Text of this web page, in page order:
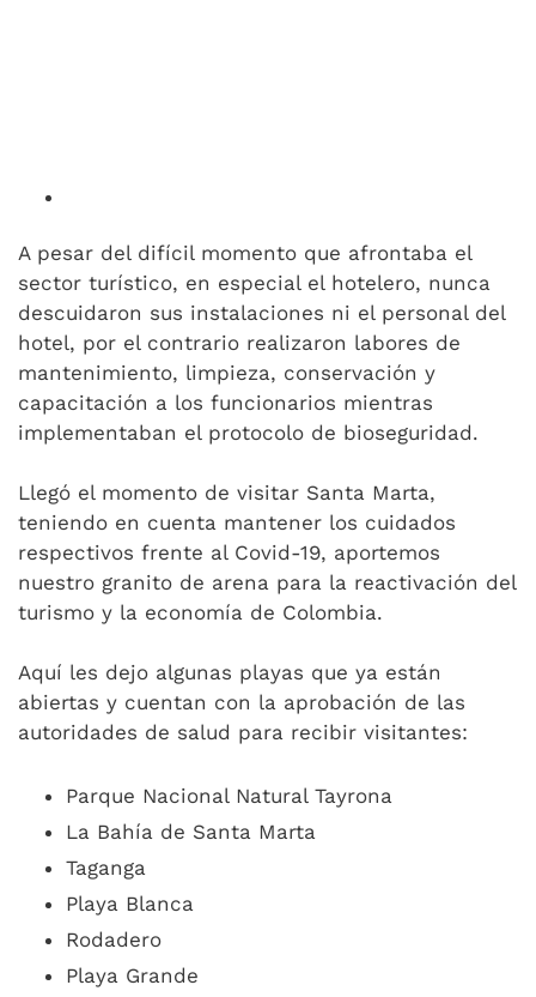
A pesar del difícil momento que afrontaba el
sector turístico, en especial el hotelero, nunca
descuidaron sus instalaciones ni el personal del
hotel, por el contrario realizaron labores de
mantenimiento, limpieza, conservación y
capacitación a los funcionarios mientras
implementaban el protocolo de bioseguridad.
Llegó el momento de visitar Santa Marta,
teniendo en cuenta mantener los cuidados
respectivos frente al Covid-19, aportemos
nuestro granito de arena para la reactivación del
turismo y la economía de Colombia.
Aquí les dejo algunas playas que ya están
abiertas y cuentan con la aprobación de las
autoridades de salud para recibir visitantes:
Parque Nacional Natural Tayrona
La Bahía de Santa Marta
Taganga
Playa Blanca
Rodadero
Playa Grande